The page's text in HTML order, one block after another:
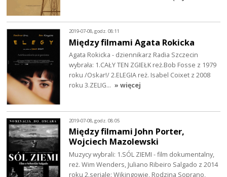
2019-07-08, godz. 08:11
Między filmami Agata Rokicka
Agata Rokicka - dziennikarz Radia Szczecin
wybrała: 1.CAŁY TEN ZGIEŁK reż.Bob Fosse z 1979
roku /Oskar!/ 2.ELEGIA reż. Isabel Coixet z 2008
roku 3.ZELIG… » więcej
2019-07-08, godz. 08:05
Między filmami John Porter,
Wojciech Mazolewski
Muzycy wybrali: 1.SÓL ZIEMI - film dokumentalny,
reż. Wim Wenders, Juliano Ribeiro Salgado z 2014
roku 2.seriale: Wikingowie, Rodzina Soprano,